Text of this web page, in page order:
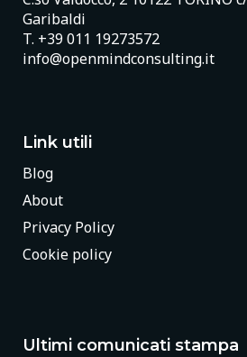
Garibaldi
T. +39 011 19273572
info@openmindconsulting.it
Link utili
Blog
About
Privacy Policy
Cookie policy
Ultimi comunicati stampa